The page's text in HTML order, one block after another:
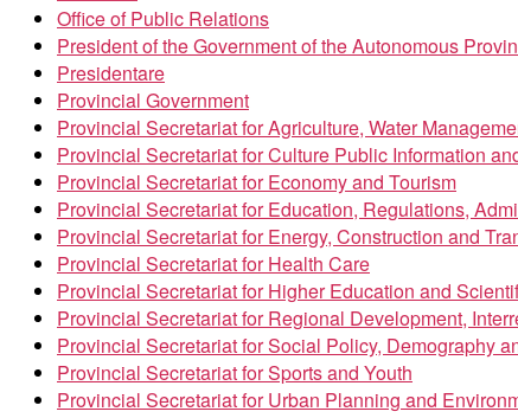
Office of Public Relations
President of the Government of the Autonomous
Presidentare
Provincial Government
Provincial Secretariat for Agriculture, Water
Provincial Secretariat for Culture Public Information
Provincial Secretariat for Economy and Tourism
Provincial Secretariat for Education, Regulations,
Provincial Secretariat for Energy, Construction and
Provincial Secretariat for Health Care
Provincial Secretariat for Higher Education and
Provincial Secretariat for Regional Development,
Provincial Secretariat for Social Policy, Demography
Provincial Secretariat for Sports and Youth
Provincial Secretariat for Urban Planning and